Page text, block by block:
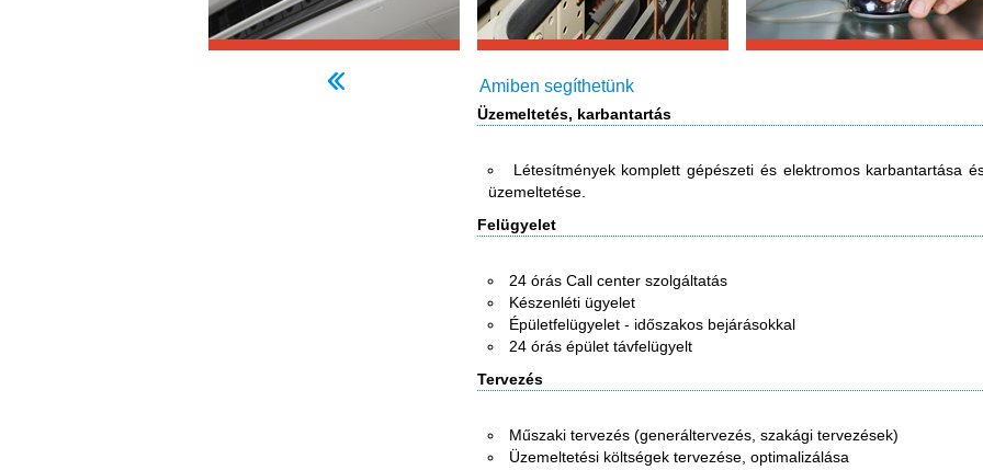
Amiben segíthetünk
Üzemeltetés, karbantartás
Létesítmények komplett gépészeti és elektromos karbantartása
üzemeltetése.
Felügyelet
24 órás Call center szolgáltatás
Készenléti ügyelet
Épületfelügyelet - időszakos bejárásokkal
24 órás épület távfelügyelt
Tervezés
Műszaki tervezés (generáltervezés, szakági tervezések)
Üzemeltetési költségek tervezése, optimalizálása